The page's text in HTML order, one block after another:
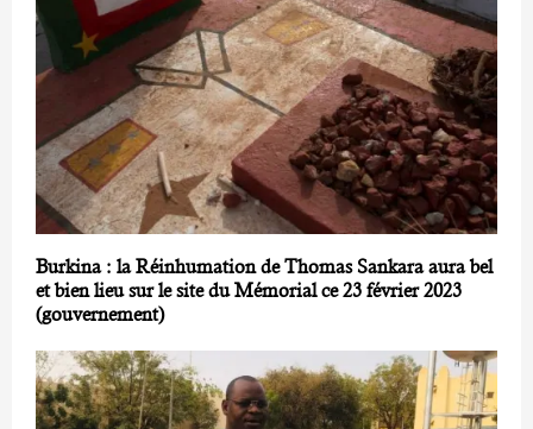
Burkina : la Réinhumation de Thomas Sankara aura bel
et bien lieu sur le site du Mémorial ce 23 février 2023
(gouvernement)